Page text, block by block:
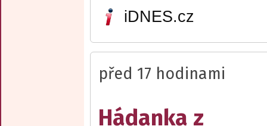
iDNES.cz
před 17 hodinami
Hádanka z